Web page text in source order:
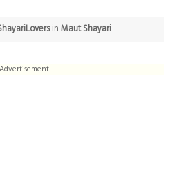
inMaut Shayari
Advertisement